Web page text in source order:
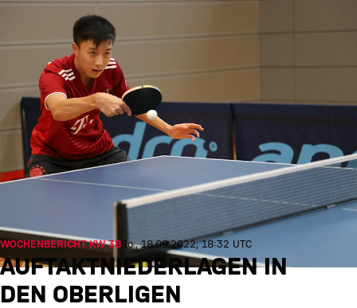
WOCHENBERICHT KW 38 So., 18.09.2022, 18:32 UTC
AUFTAKTNIEDERLAGEN IN
DEN OBERLIGEN